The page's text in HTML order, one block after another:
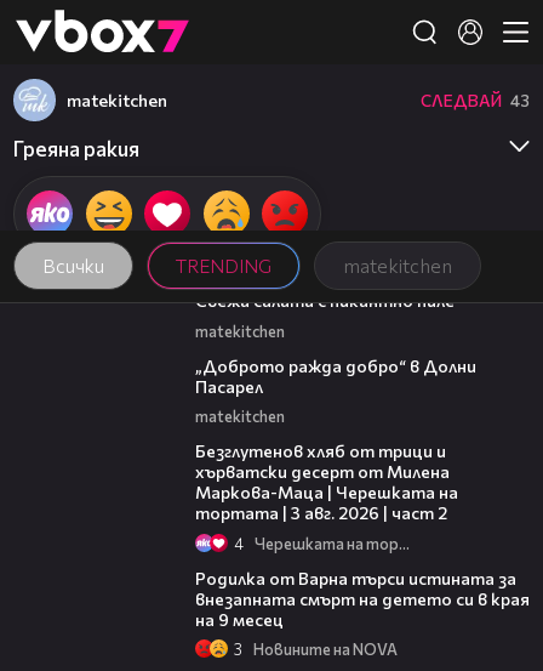
👾
Всички TRENDING matekitchen
matekitchen СЛЕДВАЙ 43
Греяна ракия
01:35
Свежа салата с пикантно пиле
matekitchen
„Доброто ражда добро“ в Долни
Пасарел
matekitchen
Безглутенов хляб от трици и
хърватски десерт от Милена
Маркова-Маца | Черешката на
тортата | 3 авг. 2026 | част 2
4 Черешката на тортата
Родилка от Варна търси истината за
внезапната смърт на детето си в края
на 9 месец
3 Новините на NOVA